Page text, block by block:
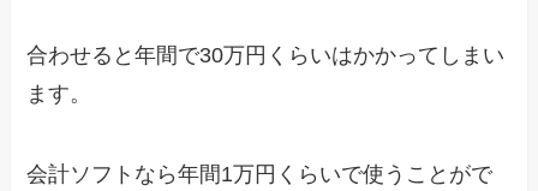
合わせると年間で30万円くらいはかかってしまい
ます。
会計ソフトなら年間1万円くらいで使うことがで